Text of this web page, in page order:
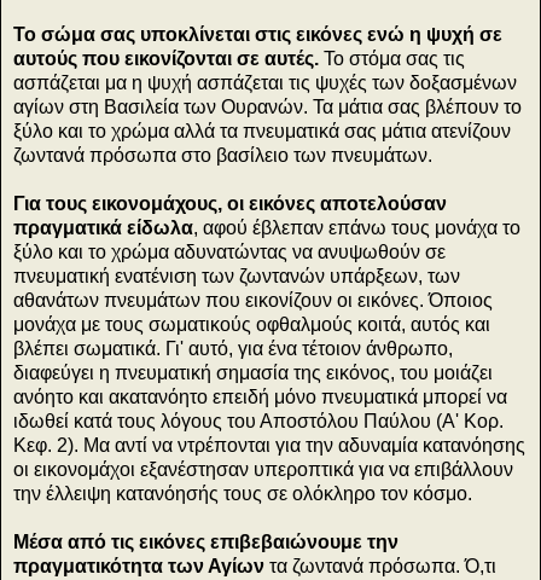
Το σώμα σας υποκλίνεται στις εικόνες ενώ η ψυχή σε
αυτούς που εικονίζονται σε αυτές. Το στόμα σας τις
ασπάζεται μα η ψυχή ασπάζεται τις ψυχές των δοξασμένων
αγίων στη Βασιλεία των Ουρανών. Τα μάτια σας βλέπουν το
ξύλο και το χρώμα αλλά τα πνευματικά σας μάτια ατενίζουν
ζωντανά πρόσωπα στο βασίλειο των πνευμάτων.
Για τους εικονομάχους, οι εικόνες αποτελούσαν
πραγματικά είδωλα, αφού έβλεπαν επάνω τους μονάχα το
ξύλο και το χρώμα αδυνατώντας να ανυψωθούν σε
πνευματική ενατένιση των ζωντανών υπάρξεων, των
αθανάτων πνευμάτων που εικονίζουν οι εικόνες. Όποιος
μονάχα με τους σωματικούς οφθαλμούς κοιτά, αυτός και
βλέπει σωματικά. Γι' αυτό, για ένα τέτοιον άνθρωπο,
διαφεύγει η πνευματική σημασία της εικόνος, του μοιάζει
ανόητο και ακατανόητο επειδή μόνο πνευματικά μπορεί να
ιδωθεί κατά τους λόγους του Αποστόλου Παύλου (Α' Κορ.
Κεφ. 2). Μα αντί να ντρέπονται για την αδυναμία κατανόησης
οι εικονομάχοι εξανέστησαν υπεροπτικά για να επιβάλλουν
την έλλειψη κατανόησής τους σε ολόκληρο τον κόσμο.
Μέσα από τις εικόνες επιβεβαιώνουμε την
πραγματικότητα των Αγίων τα ζωντανά πρόσωπα. Ό,τι